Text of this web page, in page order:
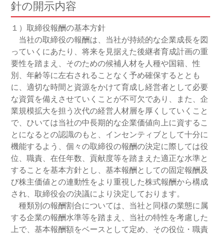
針の開示内容
１）取締役報酬の基本方針
当社の取締役の報酬は、当社が持続的な企業成長を図
っていくにあたり、将来を見据えた後継者育成計画の重
要性を踏まえ、そのための候補人材を人種や国籍、性
別、年齢等に左右されることなく予め確保するととも
に、適切な時間と資源をかけて育成し経営者として必要
な資質を備えさせていくことが不可欠であり、また、企
業規模拡大を担う次代の経営人材層を厚くしていくこと
で、ひいては当社の中長期的な企業価値向上に資するこ
とになるとの認識のもと、インセンティブとして十分に
機能するよう、個々の取締役の報酬の決定に際しては役
位、職責、在任年数、貢献度等を踏まえた適正な水準と
することを基本方針とし、基本報酬としての固定報酬及
び株主価値との連動性をより重視した株式報酬から構成
され、取締役会の決議により決定しております。
種類別の報酬割合については、当社と同様の業態に属
する企業の報酬水準等を踏まえ、当社の特性を考慮した
上で、基本報酬額をベースとして定め、その役位・職責